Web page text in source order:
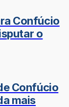
Confúcio
o
Confúcio
mais